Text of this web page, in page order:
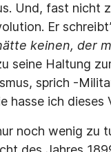
Und, fast nicht
Er
keinen, der
seine Haltung
sprich -
hasse ich dieses
noch wenig zu